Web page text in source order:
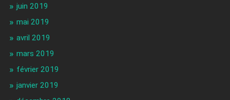
juin 2019
mai 2019
avril 2019
mars 2019
février 2019
janvier 2019